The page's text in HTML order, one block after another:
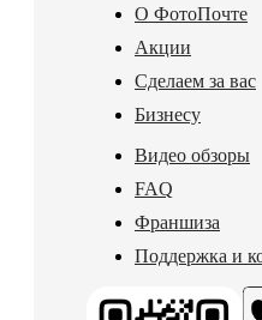
О ФотоПочте
Акции
Сделаем за вас
Бизнесу
Видео обзоры
FAQ
Франшиза
Поддержка и